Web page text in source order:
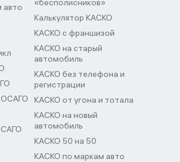
авто
ОСАГО
«бесполисников»
Калькулятор КАСКО
КАСКО с франшизой
КАСКО на старый
автомобиль
КАСКО без телефона и
регистрации
КАСКО от угона и тотала
КАСКО на новый
автомобиль
КАСКО 50 на 50
КАСКО по маркам авто